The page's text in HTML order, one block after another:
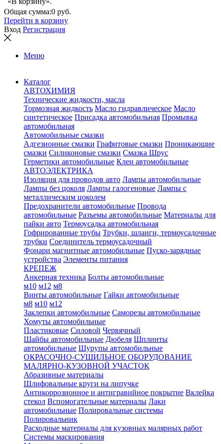
Общая сумма:0 руб.
Перейти в корзину
Вход Регистрация
Меню
Каталог
АВТОХИМИЯ
Технические жидкости, масла
Тормозная жидкость Масло гидравлическое Масло
синтетическое Присадка автомобильная Промывка
автомобильная
Автомобильные смазки
Адгезионные смазки Графитовые смазки Проникающие
смазки Силиконовые смазки Смазка Шрус
Герметики автомобильные Клеи автомобильные
АВТОЭЛЕКТРИКА
Изоляция для проводов авто Лампы автомобильные
Лампы без цоколя Лампы галогеновые Лампы с
металлическим цоколем
Предохранители автомобильные Провода
автомобильные Разъемы автомобильные Материалы для
пайки авто Термоусадка автомобильная
Гофрированные трубы Трубки, шланги, термоусадочные
трубки Соединитель термоусадочный
Фонари магнитные автомобильные Пуско-зарядные
устройства Элементы питания
КРЕПЕЖ
Анкерная техника Болты автомобильные
м10 м12 м8
Винты автомобильные Гайки автомобильные
м8 м10 м12
Заклепки автомобильные Саморезы автомобильные
Хомуты автомобильные
Пластиковые Силовой Червячный
Шайбы автомобильные Дюбеля Шплинты
автомобильные Шурупы автомобильные
ОКРАСОЧНО-СУШИЛЬНОЕ ОБОРУДОВАНИЕ
МАЛЯРНО-КУЗОВНОЙ УЧАСТОК
Абразивные материалы
Шлифовальные круги на липучке
Антикоррозионное и антигравийное покрытие Вклейка
стекол Вспомогательные материалы Лаки
автомобильные Полировальные системы
Полировальник
Расходные материалы для кузовных малярных работ
Системы маскирования